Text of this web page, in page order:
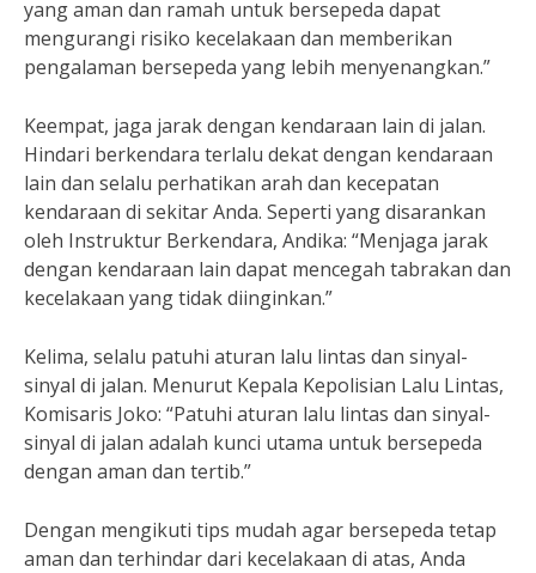
yang aman dan ramah untuk bersepeda dapat
mengurangi risiko kecelakaan dan memberikan
pengalaman bersepeda yang lebih menyenangkan.”
Keempat, jaga jarak dengan kendaraan lain di jalan.
Hindari berkendara terlalu dekat dengan kendaraan
lain dan selalu perhatikan arah dan kecepatan
kendaraan di sekitar Anda. Seperti yang disarankan
oleh Instruktur Berkendara, Andika: “Menjaga jarak
dengan kendaraan lain dapat mencegah tabrakan dan
kecelakaan yang tidak diinginkan.”
Kelima, selalu patuhi aturan lalu lintas dan sinyal-
sinyal di jalan. Menurut Kepala Kepolisian Lalu Lintas,
Komisaris Joko: “Patuhi aturan lalu lintas dan sinyal-
sinyal di jalan adalah kunci utama untuk bersepeda
dengan aman dan tertib.”
Dengan mengikuti tips mudah agar bersepeda tetap
aman dan terhindar dari kecelakaan di atas, Anda